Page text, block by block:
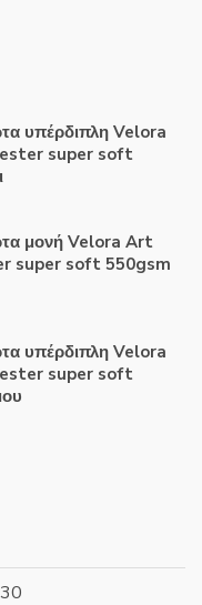
υπέρδιπλη Velora
super soft
μονή Velora Art
super soft 550gsm
υπέρδιπλη Velora
super soft